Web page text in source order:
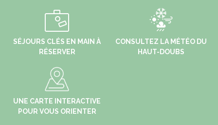
SÉJOURS CLÉS EN MAIN À
RÉSERVER
CONSULTEZ LA MÉTÉO DU
HAUT-DOUBS
UNE CARTE INTERACTIVE
POUR VOUS ORIENTER